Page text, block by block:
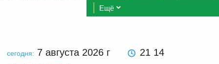
Ещё
сегодня: 7 августа 2026 г 21 14